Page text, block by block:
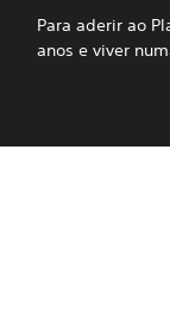
Para aderir ao
anos e viver